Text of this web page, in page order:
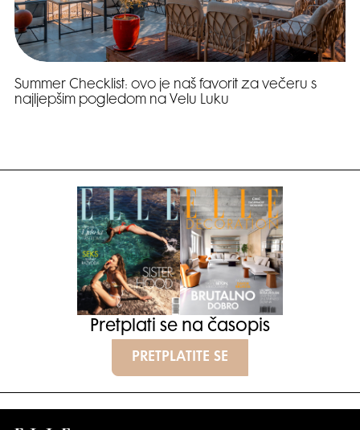
Summer Checklist: ovo je naš favorit za večeru s
najljepšim pogledom na Velu Luku
Pretplati se na časopis
PRETPLATITE SE